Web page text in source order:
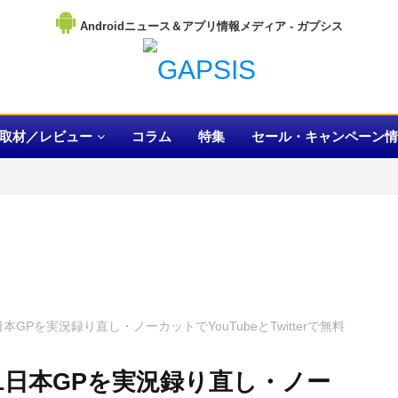
Androidニュース＆アプリ情報メディア
取材／レビュー コラム 特集 セール・キャンペーン
GPを実況録り直し・ノーカットでYouTubeとTwitterで無料
本GPを実況録り直し・ノー